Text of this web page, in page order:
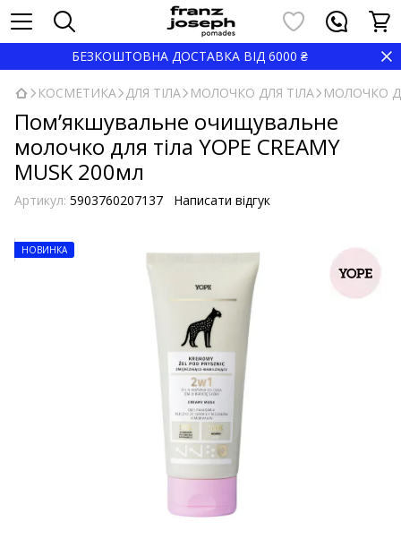
БЕЗКОШТОВНА ДОСТАВКА ВІД 6000 ₴
КОСМЕТИКА ДЛЯ ТІЛА МОЛОЧКО ДЛЯ ТІЛА МОЛОЧКО
Пом’якшувальне очищувальне
молочко для тіла YOPE CREAMY
MUSK 200мл
Артикул: 5903760207137 Написати відгук
НОВИНКА